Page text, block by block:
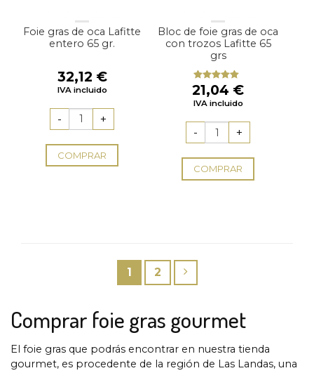
Foie gras de oca Lafitte
entero 65 gr.
32,12 €
IVA incluido
COMPRAR
Bloc de foie gras de oca
con trozos Lafitte 65
grs
Valorado
con5.00
de
5
21,04 €
IVA incluido
COMPRAR
1 2
Comprar foie gras gourmet
El foie gras que podrás encontrar en nuestra tienda
gourmet, es procedente de la región de Las Landas, una